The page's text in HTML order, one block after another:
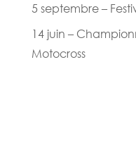
5 septembre –
14 juin –
Motocross